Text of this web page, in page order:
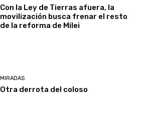
Con la Ley de Tierras afuera, la
movilización busca frenar el resto
de la reforma de Milei
MIRADAS
Otra derrota del coloso